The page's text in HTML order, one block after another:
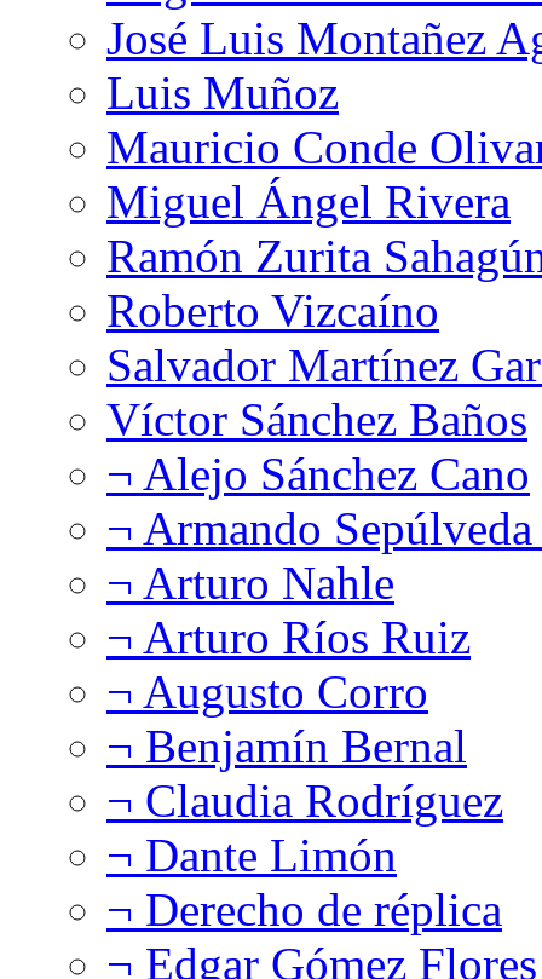
José Luis Montañez
Luis Muñoz
Mauricio Conde
Miguel Ángel Rivera
Ramón Zurita
Roberto Vizcaíno
Salvador Martínez
Víctor Sánchez Baños
¬ Alejo Sánchez Cano
¬ Armando
¬ Arturo Nahle
¬ Arturo Ríos Ruiz
¬ Augusto Corro
¬ Benjamín Bernal
¬ Claudia Rodríguez
¬ Dante Limón
¬ Derecho de réplica
¬ Edgar Gómez Flores